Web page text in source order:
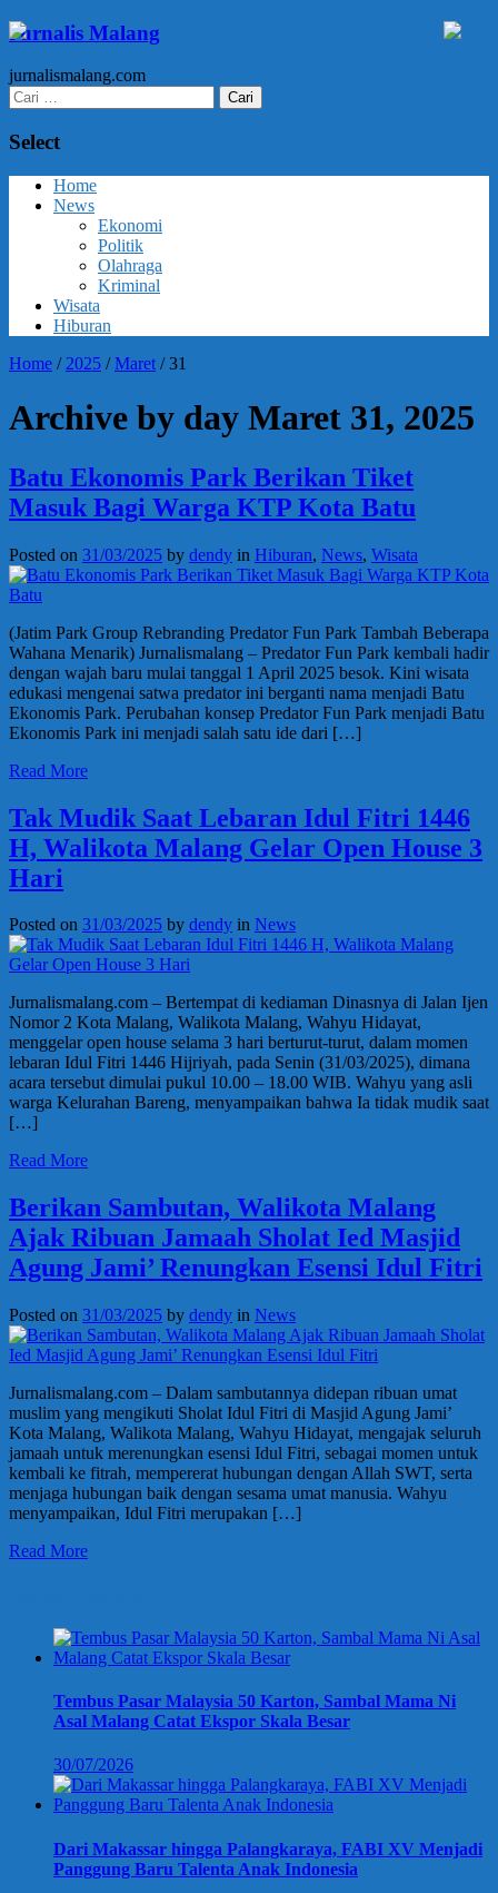
Jurnalis Malang
jurnalismalang.com
Cari
untuk:
Select
Home
News
Ekonomi
Politik
Olahraga
Kriminal
Wisata
Hiburan
Home / 2025 /Maret /31
Archive by day Maret 31, 2025
Batu Ekonomis Park Berikan Tiket
Masuk Bagi Warga KTP Kota Batu
Posted on 31/03/2025 by dendy in Hiburan, News, Wisata
(Jatim Park Group Rebranding Predator Fun Park Tambah Beberapa
Wahana Menarik) Jurnalismalang – Predator Fun Park kembali hadir
dengan wajah baru mulai tanggal 1 April 2025 besok. Kini wisata
edukasi mengenai satwa predator ini berganti nama menjadi Batu
Ekonomis Park. Perubahan konsep Predator Fun Park menjadi Batu
Ekonomis Park ini menjadi salah satu ide dari […]
Read More
Tak Mudik Saat Lebaran Idul Fitri 1446
H, Walikota Malang Gelar Open House 3
Hari
Posted on 31/03/2025 by dendy in News
Jurnalismalang.com – Bertempat di kediaman Dinasnya di Jalan Ijen
Nomor 2 Kota Malang, Walikota Malang, Wahyu Hidayat,
menggelar open house selama 3 hari berturut-turut, dalam momen
lebaran Idul Fitri 1446 Hijriyah, pada Senin (31/03/2025), dimana
acara tersebut dimulai pukul 10.00 – 18.00 WIB. Wahyu yang asli
warga Kelurahan Bareng, menyampaikan bahwa Ia tidak mudik saat
[…]
Read More
Berikan Sambutan, Walikota Malang
Ajak Ribuan Jamaah Sholat Ied Masjid
Agung Jami’ Renungkan Esensi Idul Fitri
Posted on 31/03/2025 by dendy in News
Jurnalismalang.com – Dalam sambutannya didepan ribuan umat
muslim yang mengikuti Sholat Idul Fitri di Masjid Agung Jami’
Kota Malang, Walikota Malang, Wahyu Hidayat, mengajak seluruh
jamaah untuk merenungkan esensi Idul Fitri, sebagai momen untuk
kembali ke fitrah, mempererat hubungan dengan Allah SWT, serta
menjaga hubungan baik dengan sesama umat manusia. Wahyu
menyampaikan, Idul Fitri merupakan […]
Read More
Tembus Pasar Malaysia 50 Karton, Sambal Mama Ni
Asal Malang Catat Ekspor Skala Besar
30/07/2026
Dari Makassar hingga Palangkaraya, FABI XV Menjadi
Panggung Baru Talenta Anak Indonesia